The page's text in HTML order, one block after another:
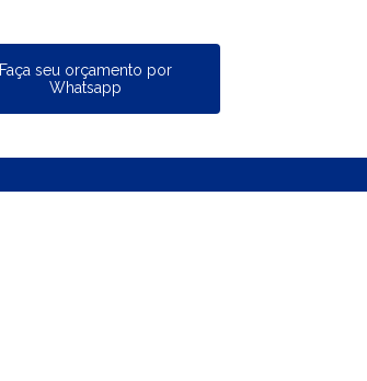
Faça seu orçamento por
Whatsapp